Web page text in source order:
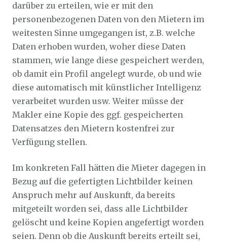
darüber zu erteilen, wie er mit den
personenbezogenen Daten von den Mietern im
weitesten Sinne umgegangen ist, z.B. welche
Daten erhoben wurden, woher diese Daten
stammen, wie lange diese gespeichert werden,
ob damit ein Profil angelegt wurde, ob und wie
diese automatisch mit künstlicher Intelligenz
verarbeitet wurden usw. Weiter müsse der
Makler eine Kopie des ggf. gespeicherten
Datensatzes den Mietern kostenfrei zur
Verfügung stellen.
Im konkreten Fall hätten die Mieter dagegen in
Bezug auf die gefertigten Lichtbilder keinen
Anspruch mehr auf Auskunft, da bereits
mitgeteilt worden sei, dass alle Lichtbilder
gelöscht und keine Kopien angefertigt worden
seien. Denn ob die Auskunft bereits erteilt sei,